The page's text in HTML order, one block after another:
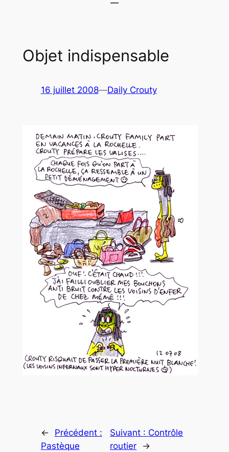
Objet indispensable
16 juillet 2008—Daily Crouty
←
Précédent :
Pastèque
Suivant : Contrôle
routier
→